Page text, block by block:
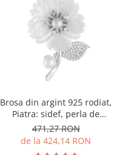
Brosa din argint 925 rodiat,
Piatra: sidef, perla de
laborator si cubic zirconia,
Culoare: alb si transparent,
Sonis Silver
471,27 RON
de la 424,14 RON